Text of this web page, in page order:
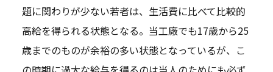
題に関わりが少ない若者は、生活費に比べて比較的
高給を得られる状態となる。当工廠でも17歳から25
歳までのものが余裕の多い状態となっているが、こ